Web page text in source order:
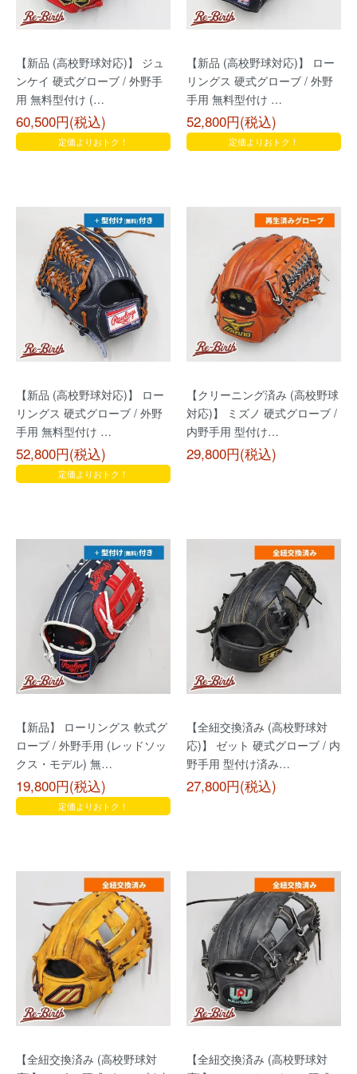
【新品 (高校野球対応)】 ジュ
ンケイ 硬式グローブ / 外野手
用 無料型付け (…
60,500円(税込)
定価よりおトク！
【新品 (高校野球対応)】 ロー
リングス 硬式グローブ / 外野
手用 無料型付け …
52,800円(税込)
定価よりおトク！
【新品 (高校野球対応)】 ロー
リングス 硬式グローブ / 外野
手用 無料型付け …
52,800円(税込)
定価よりおトク！
【クリーニング済み (高校野球
対応)】 ミズノ 硬式グローブ /
内野手用 型付け…
29,800円(税込)
【新品】 ローリングス 軟式グ
ローブ / 外野手用 (レッドソッ
クス・モデル) 無…
19,800円(税込)
定価よりおトク！
【全紐交換済み (高校野球対
応)】 ゼット 硬式グローブ / 内
野手用 型付け済み…
27,800円(税込)
【全紐交換済み (高校野球対
【全紐交換済み (高校野球対